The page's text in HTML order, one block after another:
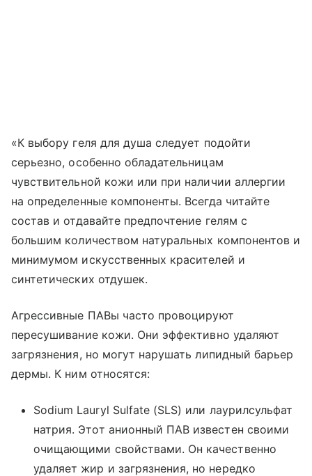
«К выбору геля для душа следует подойти
серьезно, особенно обладательницам
чувствительной кожи или при наличии аллергии
на определенные компоненты. Всегда читайте
состав и отдавайте предпочтение гелям с
большим количеством натуральных компонентов и
минимумом искусственных красителей и
синтетических отдушек.
Агрессивные ПАВы часто провоцируют
пересушивание кожи. Они эффективно удаляют
загрязнения, но могут нарушать липидный барьер
дермы. К ним относятся:
Sodium Lauryl Sulfate (SLS) или лаурилсульфат
натрия. Этот анионный ПАВ известен своими
очищающими свойствами. Он качественно
удаляет жир и загрязнения, но нередко